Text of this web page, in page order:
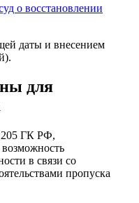
о восстановлении
даты и внесением
для
205 ГК РФ,
возможность
в связи со
пропуска